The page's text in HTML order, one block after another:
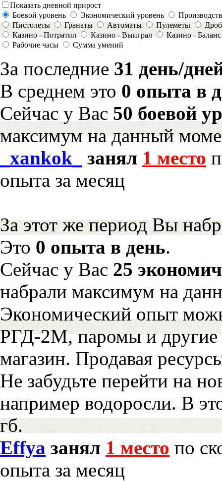
Показать дневной прирост
Боевой уровень
Экономический уровень
Пистолеты
Гранаты Автоматы Пулеметы
Казино - Потратил
Казино - Выиграл
Казино - Баланс
Рабочие часы
Сумма умений
За последние 31 день/
В среднем это 0 опыта в
Сейчас у Вас 50 боевой
максимум на данный
_xankok_
занял 1 место
опыта за месяц
За этот же период Вы
Это 0 опыта в день.
Сейчас у Вас 25
набрали максимум на
Экономический опыт
РГД-2М, паромы и другие
магазин. Продавая
Не забудьте перейти на
например водоросли. В
гб.
Effya занял 1 место по
опыта за месяц